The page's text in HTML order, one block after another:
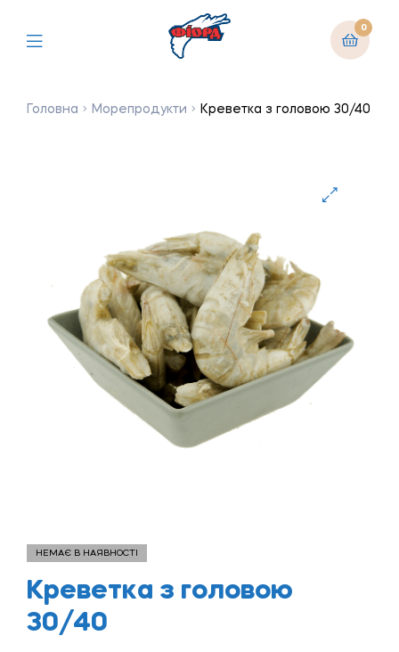
0
Головна Морепродукти Креветкa з головою 30/40
НЕМАЄ В НАЯВНОСТІ
Креветкa з головою
30/40